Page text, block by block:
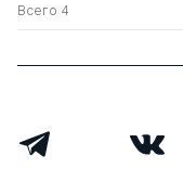
Всего 4